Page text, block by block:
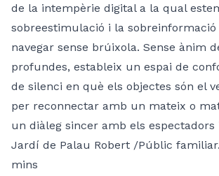
de la intempèrie digital a la qual
sobreestimulació i la sobreinformació
navegar sense brúixola. Sense ànim
profundes, estableix un espai de
de silenci en què els objectes són el
per reconnectar amb un mateix o
un diàleg sincer amb els espectadors
Jardí de Palau Robert /Públic
mins